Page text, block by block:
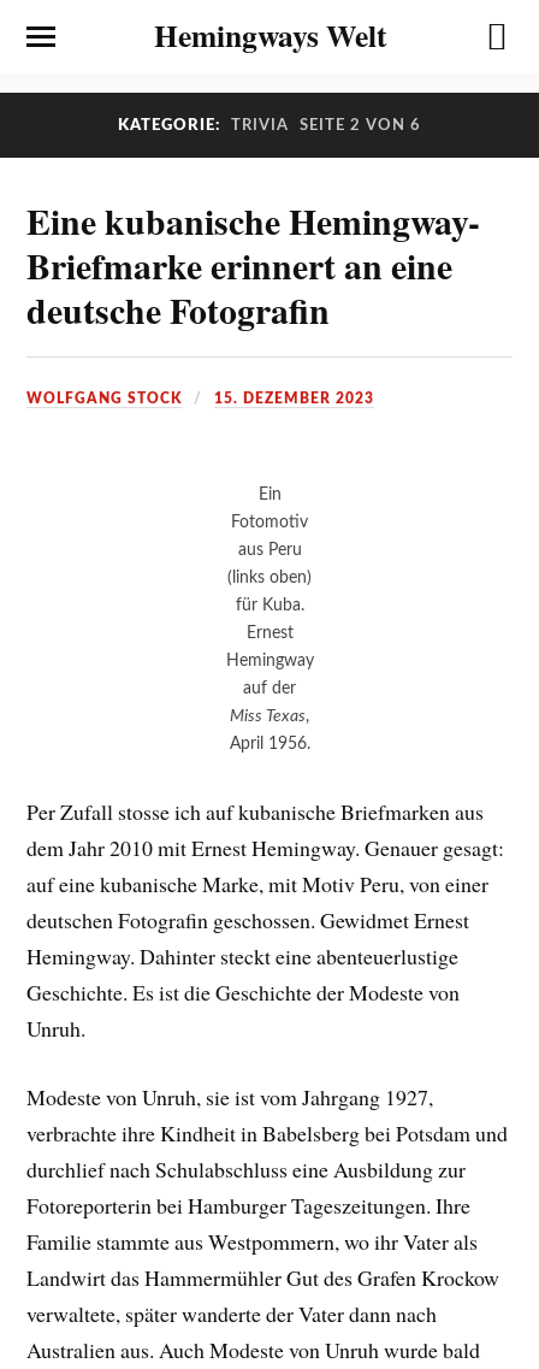
Hemingways Welt
KATEGORIE: TRIVIA SEITE 2 VON 6
Eine kubanische Hemingway-
Briefmarke erinnert an eine
deutsche Fotografin
WOLFGANG STOCK 15. DEZEMBER 2023
Ein
Fotomotiv
aus Peru
(links oben)
für Kuba.
Ernest
Hemingway
auf der
Miss Texas,
April 1956.
Per Zufall stosse ich auf kubanische Briefmarken aus
dem Jahr 2010 mit Ernest Hemingway. Genauer gesagt:
auf eine kubanische Marke, mit Motiv Peru, von einer
deutschen Fotografin geschossen. Gewidmet Ernest
Hemingway. Dahinter steckt eine abenteuerlustige
Geschichte. Es ist die Geschichte der Modeste von
Unruh.
Modeste von Unruh, sie ist vom Jahrgang 1927,
verbrachte ihre Kindheit in Babelsberg bei Potsdam und
durchlief nach Schulabschluss eine Ausbildung zur
Fotoreporterin bei Hamburger Tageszeitungen. Ihre
Familie stammte aus Westpommern, wo ihr Vater als
Landwirt das Hammermühler Gut des Grafen Krockow
verwaltete, später wanderte der Vater dann nach
Australien aus. Auch Modeste von Unruh wurde bald